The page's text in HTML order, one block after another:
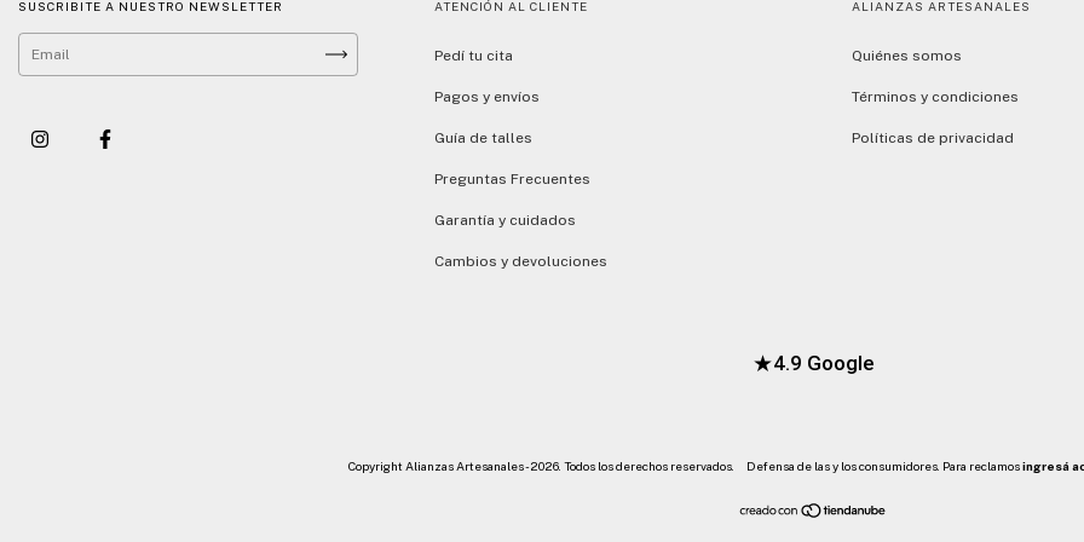
SUSCRIBITE A NUESTRO NEWSLETTER ATENCIÓN AL CLIENTE
Pedí tu cita
Pagos y envíos
Guía de talles
Preguntas Frecuentes
Garantía y cuidados
Cambios y devoluciones
ALIANZAS ARTESANALES
Quiénes somos
Términos y condiciones
Políticas de privacidad
★4.9 Google
Copyright Alianzas Artesanales - 2026. Todos los derechos reservados. Defensa de las y los consumidores. Para reclamosingresá